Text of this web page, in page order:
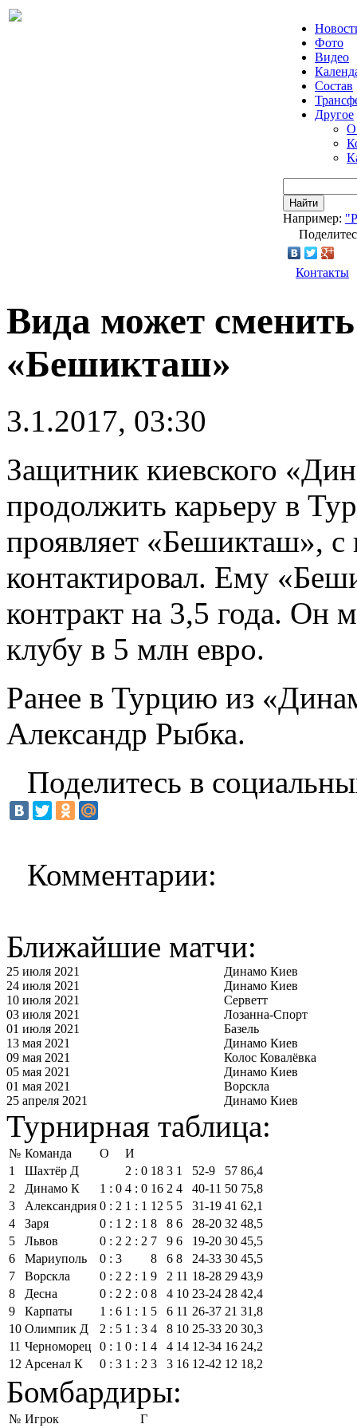
Фото
Видео
Состав
Другое
О
Найти
Например:
Контакты
Вида может
«Бешикташ»
3.1.2017, 03:30
Защитник киевского
продолжить карьеру в
проявляет «Бешикташ»,
контактировал. Ему
контракт на 3,5 года. Он
клубу в 5 млн евро.
Ранее в Турцию из
Александр Рыбка.
Поделитесь в
Комментарии:
Ближайшие матчи:
25 июля 2021
Динамо Киев
24 июля 2021
Динамо Киев
10 июля 2021
Серветт
03 июля 2021
Лозанна-Спорт
01 июля 2021
Базель
13 мая 2021
Динамо Киев
09 мая 2021
Колос Ковалёвка
05 мая 2021
Динамо Киев
01 мая 2021
Ворскла
25 апреля 2021
Динамо Киев
Турнирная таблица:
№ Команда О
И
1
Шахтёр Д 2 : 0 18 3 1 52‑9 57 86,4
2
Динамо К 1 : 0 4 : 0 16 2 4 40‑11 50 75,8
3
Александрия 0 : 2 1 : 1 12 5 5 31‑19 41 62,1
4
Заря 0 : 1 2 : 1 8 8 6 28‑20 32 48,5
5
Львов 0 : 2 2 : 2 7 9 6 19‑20 30 45,5
6
Мариуполь 0 : 3 8 6 8 24‑33 30 45,5
7
Ворскла 0 : 2 2 : 1 9 2 11 18‑28 29 43,9
8
Десна 0 : 2 2 : 0 8 4 10 23‑24 28 42,4
9
Карпаты 1 : 6 1 : 1 5 6 11 26‑37 21 31,8
10 Олимпик Д 2 : 5 1 : 3 4 8 10 25‑33 20 30,3
11 Черноморец 0 : 1 0 : 1 4 4 14 12‑34 16 24,2
12 Арсенал К 0 : 3 1 : 2 3 3 16 12‑42 12 18,2
Бомбардиры:
№ Игрок
Г